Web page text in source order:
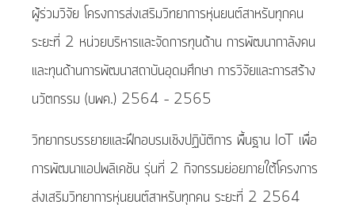
ผู้ร่วมวิจัย โครงการส่งเสริมวิทยาการหุ่นยนต์สาหรับทุกคน
ระยะที่ 2 หน่วยบริหารและจัดการทุนด้าน การพัฒนากาลังคน
และทุนด้านการพัฒนาสถาบันอุดมศึกษา การวิจัยและการสร้าง
นวัตกรรม (บพค.) 2564 – 2565
วิทยากรบรรยายและฝึกอบรมเชิงปฏิบัติการ พื้นฐาน IoT เพื่อ
การพัฒนาแอปพลิเคชัน รุ่นที่ 2 กิจกรรมย่อยภายใต้โครงการ
ส่งเสริมวิทยาการหุ่นยนต์สาหรับทุกคน ระยะที่ 2 2564